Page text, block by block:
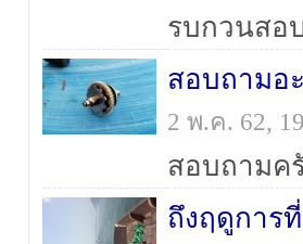
สอบถามอ
2 พ.ค. 62,
ถึงฤดูการ